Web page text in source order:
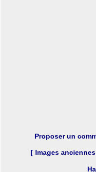
Proposer un
[ Images